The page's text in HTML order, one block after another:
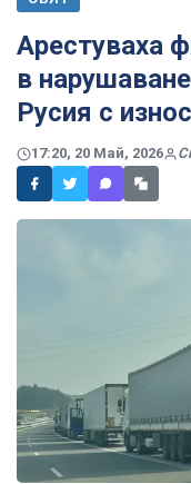
Арестуваха
в
Русия с
17:20, 20 Май, 2026